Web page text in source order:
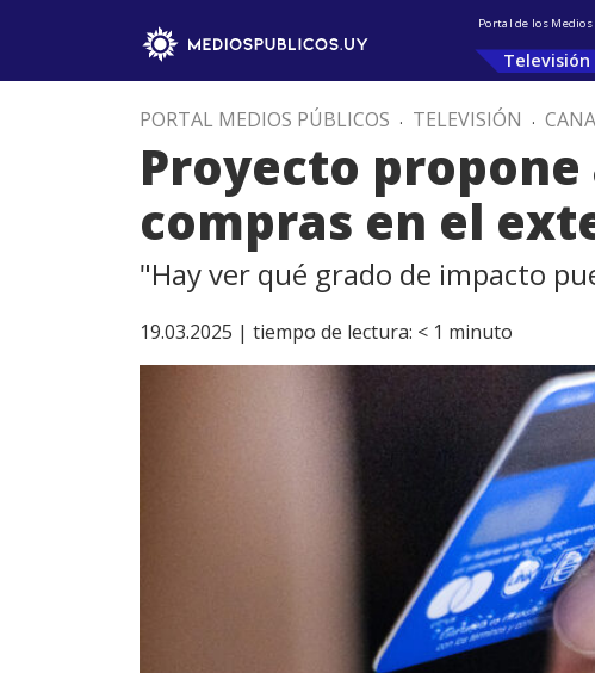
Portal de los
Televisión
PORTAL MEDIOS PÚBLICOS . TELEVISIÓN .
Proyecto
compras en el
"Hay ver qué grado de impacto
19.03.2025 | tiempo de lectura: < 1 minuto